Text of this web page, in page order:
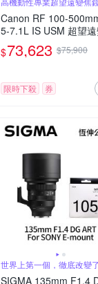
Canon RF 100-
5-7.1L IS USM 超望
鏡頭 (公司貨)
$73,623 $75,900
限時下殺 券
世界上第一個，徹底改變
攝影
SIGMA 135mm F1.4